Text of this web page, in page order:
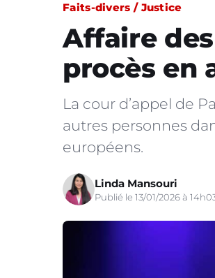
Faits-divers / Justice
Affaire
procès en
La cour d’appel de
autres personnes
européens.
Linda Mansouri
Publié le 13/01/2026 à